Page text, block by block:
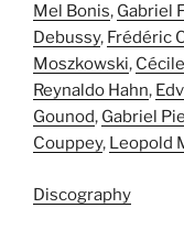
Mel Bonis, Gabriel
Debussy, Frédéric
Moszkowski,
Reynaldo Hahn,
Gounod, Gabriel
Couppey, Leopold
Discography